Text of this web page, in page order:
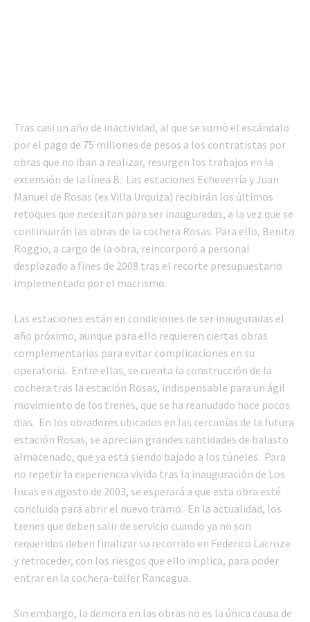
Tras casi un año de inactividad, al que se sumó el escándalo
por el pago de 75 millones de pesos a los contratistas por
obras que no iban a realizar, resurgen los trabajos en la
extensión de la línea B. Las estaciones Echeverría y Juan
Manuel de Rosas (ex Villa Urquiza) recibirán los últimos
retoques que necesitan para ser inauguradas, a la vez que se
continuarán las obras de la cochera Rosas. Para ello, Benito
Roggio, a cargo de la obra, reincorporó a personal
desplazado a fines de 2008 tras el recorte presupuestario
implementado por el macrismo.
Las estaciones están en condiciones de ser inauguradas el
año próximo, aunque para ello requieren ciertas obras
complementarias para evitar complicaciones en su
operatoria. Entre ellas, se cuenta la construcción de la
cochera tras la estación Rosas, indispensable para un ágil
movimiento de los trenes, que se ha reanudado hace pocos
dias. En los obradores ubicados en las cercanías de la futura
estación Rosas, se aprecian grandes cantidades de balasto
almacenado, que ya está siendo bajado a los túneles. Para
no repetir la experiencia vivida tras la inauguración de Los
Incas en agosto de 2003, se esperará a que esta obra esté
concluida para abrir el nuevo tramo. En la actualidad, los
trenes que deben salir de servicio cuando ya no son
requeridos deben finalizar su recorrido en Federico Lacroze
y retroceder, con los riesgos que ello implica, para poder
entrar en la cochera-taller Rancagua.
Sin embargo, la demora en las obras no es la única causa de